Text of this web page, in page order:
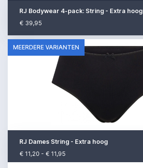
RJ Bodywear 4-pack: String - Extra hoog
€ 39,95
MEERDERE VARIANTEN
RJ Dames String - Extra hoog
€ 11,20 - € 11,95